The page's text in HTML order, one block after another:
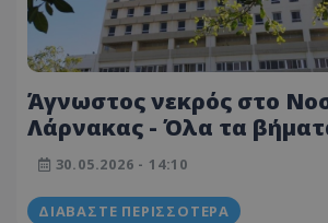
Άγνωστος νεκρός στο
Λάρνακας - Όλα τα
πήραν οι λειτουργοί του
Πώς κατέληξε η σορός στο
νεκροτομείο
30.05.2026 - 14:10
ΔΙΑΒΆΣΤΕ ΠΕΡΙΣΣΌΤΕΡΑ